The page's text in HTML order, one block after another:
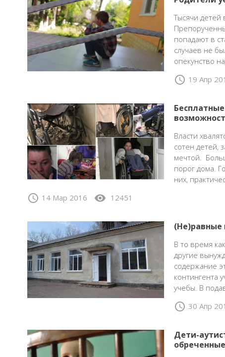
Тысячи детей
попадают в
случаев не
опекунство
schedule 19 Апр
Власти
сотен детей,
мечтой.
порог дома.
них,
schedule 14 Мар 2016 visibility 12451
(Не)равные
В то время
другие
содержание
контингента
учебы. В
schedule 30 Апр
Дети-